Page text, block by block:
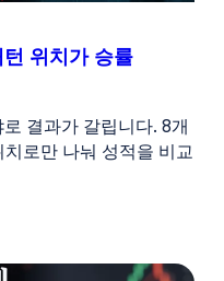
위치가 승률
결과가 갈립니다. 8개
로만 나눠 성적을 비교